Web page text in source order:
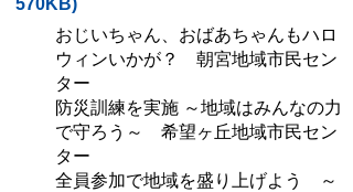
570KB)
おじいちゃん、おばあちゃんもハロ
ウィンいかが？ 朝宮地域市民セン
ター
防災訓練を実施 ～地域はみんなの力
で守ろう～ 希望ヶ丘地域市民セン
ター
全員参加で地域を盛り上げよう ～